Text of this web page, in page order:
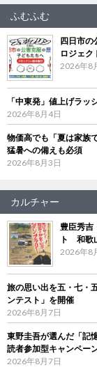
ふむふむ
四日市の
ロジェ
2026年8
「中東発」値上げラ
2026年8月4日
物価高でも「夏は家族
猛暑への備えも必須
2026年8月3日
カルチャー
豊臣秀吉
ト 和歌
2026年8
旅の思い出を五・七・
ンテスト」を開催
2026年8月7日
東野圭吾が選んだ「記
読者参加型キャンペー
2026年8月7日